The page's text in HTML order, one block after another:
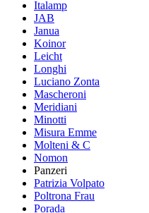
Italamp
JAB
Janua
Koinor
Leicht
Longhi
Luciano Zonta
Mascheroni
Meridiani
Minotti
Misura Emme
Molteni & C
Nomon
Panzeri
Patrizia Volpato
Poltrona Frau
Porada